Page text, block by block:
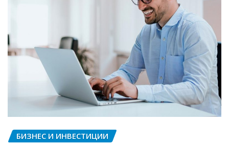
БИЗНЕС И ИНВЕСТИЦИИ